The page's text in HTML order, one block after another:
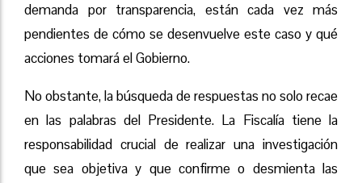
demanda por transparencia, están cada vez más
pendientes de cómo se desenvuelve este caso y qué
acciones tomará el Gobierno.
No obstante, la búsqueda de respuestas no solo recae
en las palabras del Presidente. La Fiscalía tiene la
responsabilidad crucial de realizar una investigación
que sea objetiva y que confirme o desmienta las